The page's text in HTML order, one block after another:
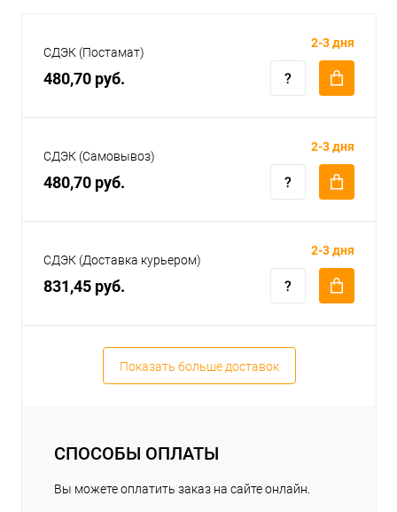
СДЭК (Постамат)
480,70 руб.
2-3 дня
СДЭК (Самовывоз)
480,70 руб.
2-3 дня
СДЭК (Доставка курьером)
831,45 руб.
2-3 дня
Показать больше доставок
СПОСОБЫ ОПЛАТЫ
Вы можете оплатить заказ на сайте онлайн.